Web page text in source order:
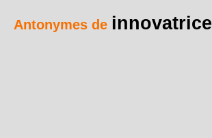
Antonymes de innovatrice